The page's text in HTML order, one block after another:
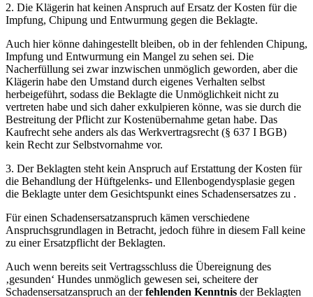
2. Die Klägerin hat keinen Anspruch auf Ersatz der Kosten für die
Impfung, Chipung und Entwurmung gegen die Beklagte.
Auch hier könne dahingestellt bleiben, ob in der fehlenden Chipung,
Impfung und Entwurmung ein Mangel zu sehen sei. Die
Nacherfüllung sei zwar inzwischen unmöglich geworden, aber die
Klägerin habe den Umstand durch eigenes Verhalten selbst
herbeigeführt, sodass die Beklagte die Unmöglichkeit nicht zu
vertreten habe und sich daher exkulpieren könne, was sie durch die
Bestreitung der Pflicht zur Kostenübernahme getan habe. Das
Kaufrecht sehe anders als das Werkvertragsrecht (§ 637 I BGB)
kein Recht zur Selbstvornahme vor.
3. Der Beklagten steht kein Anspruch auf Erstattung der Kosten für
die Behandlung der Hüftgelenks- und Ellenbogendysplasie gegen
die Beklagte unter dem Gesichtspunkt eines Schadensersatzes zu .
Für einen Schadensersatzanspruch kämen verschiedene
Anspruchsgrundlagen in Betracht, jedoch führe in diesem Fall keine
zu einer Ersatzpflicht der Beklagten.
Auch wenn bereits seit Vertragsschluss die Übereignung des
‚gesunden‘ Hundes unmöglich gewesen sei, scheitere der
Schadensersatzanspruch an derfehlenden Kenntnis der Beklagten